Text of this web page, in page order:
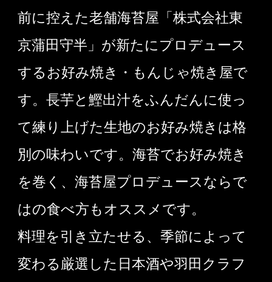
前に控えた老舗海苔屋「株式会社東
京蒲田守半」が新たにプロデュース
するお好み焼き・もんじゃ焼き屋で
す。長芋と鰹出汁をふんだんに使っ
て練り上げた生地のお好み焼きは格
別の味わいです。海苔でお好み焼き
を巻く、海苔屋プロデュースならで
はの食べ方もオススメです。
料理を引き立たせる、季節によって
変わる厳選した日本酒や羽田クラフ